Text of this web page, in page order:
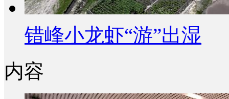
错峰小龙虾“游”出湿
内容